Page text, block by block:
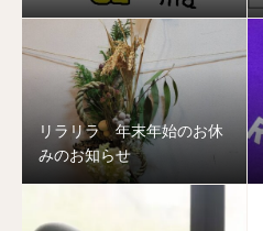
リラリラ 年末年始のお休
みのお知らせ